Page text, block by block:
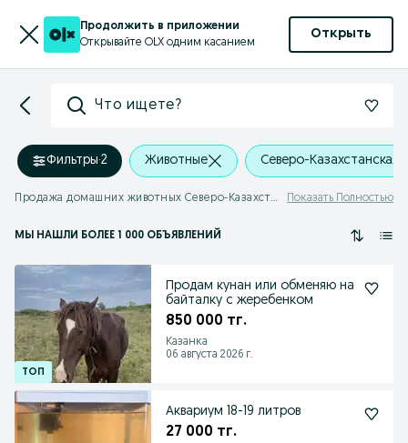
Продолжить в приложении
Открывайте OLX одним касанием
Открыть
Что ищете?
Фильтры·2 Животные Северо-Казахстанская
Продажа домашних животных Северо-Казахстанская область Показать Полностью
МЫ НАШЛИ БОЛЕЕ 1 000 ОБЪЯВЛЕНИЙ
Продам кунан или обменяю на
байталку с жеребенком
850 000 тг.
Казанка
06 августа 2026 г.
Аквариум 18-19 литров
27 000 тг.